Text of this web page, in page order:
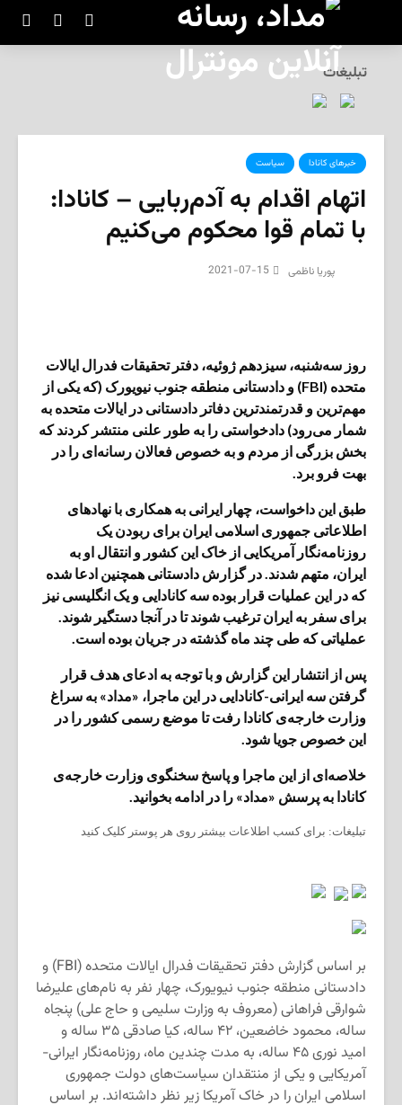
تبلیغات
خبرهای کانادا سیاست
اتهام اقدام به آدم‌ربایی – کانادا:
با تمام قوا محکوم می‌کنیم
پوریا ناظمی 2021-07-15
روز سه‌شنبه، سیزدهم ژوئیه، دفتر تحقیقات فدرال ایالات
متحده (FBI) و دادستانی منطقه جنوب نیویورک (که یکی از
مهم‌ترین و قدرتمندترین دفاتر دادستانی در ایالات متحده به
شمار می‌رود) دادخواستی را به طور علنی منتشر کردند که
بخش بزرگی از مردم و به خصوص فعالان رسانه‌ای را در
بهت فرو برد.
طبق این داخواست، چهار ایرانی به همکاری با نهادهای
اطلاعاتی جمهوری اسلامی ایران برای ربودن یک
روزنامه‌نگار آمریکایی از خاک این کشور و انتقال او به
ایران، متهم شدند. در گزارش دادستانی همچنین ادعا شده
که در این عملیات قرار بوده سه کانادایی و یک انگلیسی نیز
برای سفر به ایران ترغیب شوند تا در آنجا دستگیر شوند.
عملیاتی که طی چند ماه گذشته در جریان بوده است.
پس از انتشار این گزارش و با توجه به ادعای هدف قرار
گرفتن سه ایرانی-کانادایی در این ماجرا، «مداد» به سراغ
وزارت خارجه‌ی کانادا رفت تا موضع رسمی کشور را در
این خصوص جویا شود.
خلاصه‌ای از این ماجرا و پاسخ سخنگوی وزارت خارجه‌ی
کانادا به پرسش «مداد» را در ادامه بخوانید.
تبلیغات: برای کسب اطلاعات بیشتر روی هر پوستر کلیک کنید
بر اساس گزارش دفتر تحقیقات فدرال ایالات متحده (FBI) و
دادستانی منطقه جنوب نیویورک، چهار نفر به نام‌های علیرضا
شوارقی فراهانی (معروف به وزارت سلیمی و حاج علی) پنجاه
ساله، محمود خاضعین، ۴۲ ساله، کیا صادقی ۳۵ ساله و
امید نوری ۴۵ ساله، به مدت چندین ماه، روزنامه‌نگار ایرانی‌-
آمریکایی و یکی از منتقدان سیاست‌های دولت جمهوری
اسلامی ایران را در خاک آمریکا زیر نظر داشته‌اند. بر اساس